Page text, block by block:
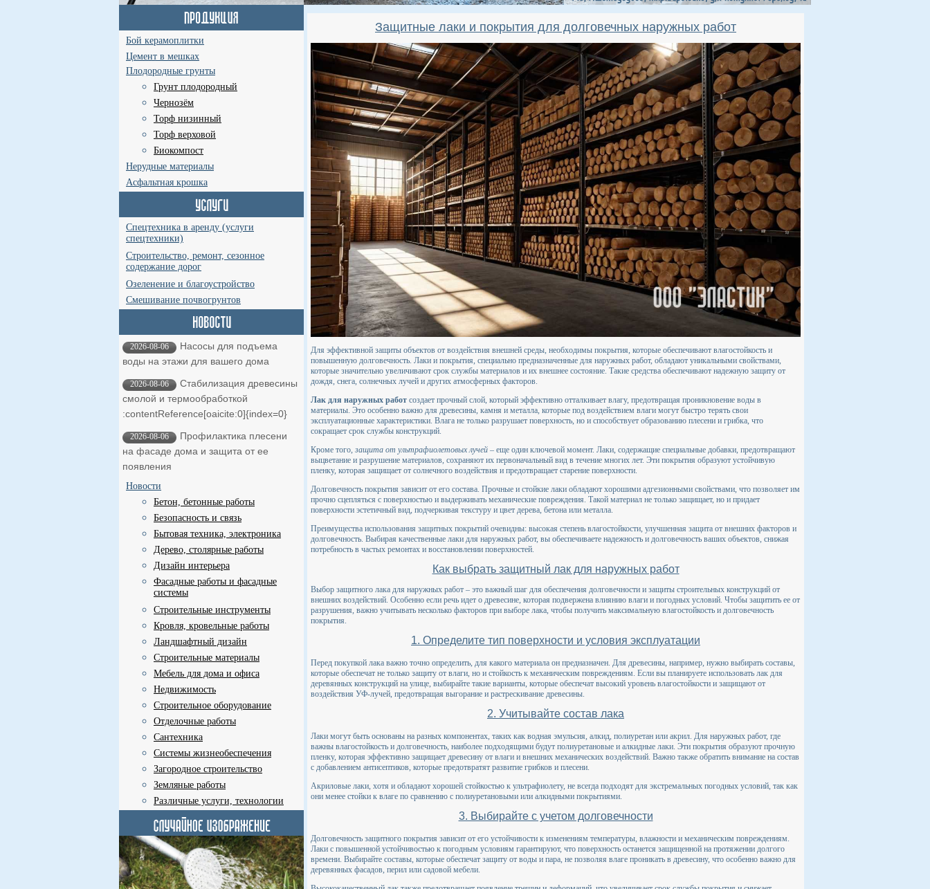
Бой керамоплитки
Цемент в мешках
Плодородные грунты
Грунт плодородный
Чернозём
Торф низинный
Торф верховой
Биокомпост
Нерудные материалы
Асфальтная крошка
Спецтехника в аренду (услуги
спецтехники)
Строительство, ремонт, сезонное
содержание дорог
Озеленение и благоустройство
Смешивание почвогрунтов
2026-08-06
Насосы для подъема
воды на этажи для вашего дома
2026-08-06
Стабилизация древесины
смолой и термообработкой ​
:contentReference[oaicite:0]{index=0}
2026-08-06
Профилактика плесени
на фасаде дома и защита от ее
появления
Новости
Бетон, бетонные работы
Безопасность и связь
Бытовая техника, электроника
Дерево, столярные работы
Дизайн интерьера
Фасадные работы и фасадные
системы
Строительные инструменты
Кровля, кровельные работы
Ландшафтный дизайн
Строительные материалы
Мебель для дома и офиса
Недвижимость
Строительное оборудование
Отделочные работы
Сантехника
Системы жизнеобеспечения
Загородное строительство
Земляные работы
Различные услуги, технологии
Защитные лаки и покрытия для долговечных наружных работ
Для эффективной защиты объектов от воздействия внешней среды, необходимы покрытия, которые обеспечивают влагостойкость и
повышенную долговечность. Лаки и покрытия, специально предназначенные для наружных работ, обладают уникальными свойствами,
которые значительно увеличивают срок службы материалов и их внешнее состояние. Такие средства обеспечивают надежную защиту от
дождя, снега, солнечных лучей и других атмосферных факторов.
Лак для наружных работ создает прочный слой, который эффективно отталкивает влагу, предотвращая проникновение воды в
материалы. Это особенно важно для древесины, камня и металла, которые под воздействием влаги могут быстро терять свои
эксплуатационные характеристики. Влага не только разрушает поверхность, но и способствует образованию плесени и грибка, что
сокращает срок службы конструкций.
Кроме того, защита от ультрафиолетовых лучей – еще один ключевой момент. Лаки, содержащие специальные добавки, предотвращают
выцветание и разрушение материалов, сохраняют их первоначальный вид в течение многих лет. Эти покрытия образуют устойчивую
пленку, которая защищает от солнечного воздействия и предотвращает старение поверхности.
Долговечность покрытия зависит от его состава. Прочные и стойкие лаки обладают хорошими адгезионными свойствами, что позволяет им
прочно сцепляться с поверхностью и выдерживать механические повреждения. Такой материал не только защищает, но и придает
поверхности эстетичный вид, подчеркивая текстуру и цвет дерева, бетона или металла.
Преимущества использования защитных покрытий очевидны: высокая степень влагостойкости, улучшенная защита от внешних факторов и
долговечность. Выбирая качественные лаки для наружных работ, вы обеспечиваете надежность и долговечность ваших объектов, снижая
потребность в частых ремонтах и восстановлении поверхностей.
Как выбрать защитный лак для наружных работ
Выбор защитного лака для наружных работ – это важный шаг для обеспечения долговечности и защиты строительных конструкций от
внешних воздействий. Особенно если речь идет о древесине, которая подвержена влиянию влаги и погодных условий. Чтобы защитить ее от
разрушения, важно учитывать несколько факторов при выборе лака, чтобы получить максимальную влагостойкость и долговечность
покрытия.
1. Определите тип поверхности и условия эксплуатации
Перед покупкой лака важно точно определить, для какого материала он предназначен. Для древесины, например, нужно выбирать составы,
которые обеспечат не только защиту от влаги, но и стойкость к механическим повреждениям. Если вы планируете использовать лак для
деревянных конструкций на улице, выбирайте такие варианты, которые обеспечат высокий уровень влагостойкости и защищают от
воздействия УФ-лучей, предотвращая выгорание и растрескивание древесины.
2. Учитывайте состав лака
Лаки могут быть основаны на разных компонентах, таких как водная эмульсия, алкид, полиуретан или акрил. Для наружных работ, где
важны влагостойкость и долговечность, наиболее подходящими будут полиуретановые и алкидные лаки. Эти покрытия образуют прочную
пленку, которая эффективно защищает древесину от влаги и внешних механических воздействий. Важно также обратить внимание на состав
с добавлением антисептиков, которые предотвратят развитие грибков и плесени.
Акриловые лаки, хотя и обладают хорошей стойкостью к ультрафиолету, не всегда подходят для экстремальных погодных условий, так как
они менее стойки к влаге по сравнению с полиуретановыми или алкидными покрытиями.
3. Выбирайте с учетом долговечности
Долговечность защитного покрытия зависит от его устойчивости к изменениям температуры, влажности и механическим повреждениям.
Лаки с повышенной устойчивостью к погодным условиям гарантируют, что поверхность останется защищенной на протяжении долгого
времени. Выбирайте составы, которые обеспечат защиту от воды и пара, не позволяя влаге проникать в древесину, что особенно важно для
деревянных фасадов, перил или садовой мебели.